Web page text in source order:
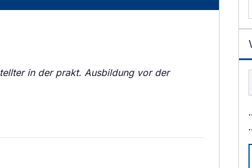
in der prakt. Ausbildung vor der